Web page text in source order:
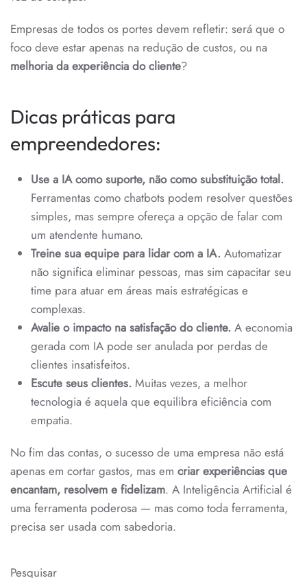
Empresas de todos os portes devem refletir: será que o
foco deve estar apenas na redução de custos, ou na
melhoria da experiência do cliente?
Dicas práticas para
empreendedores:
Use a IA como suporte, não como substituição total.
Ferramentas como chatbots podem resolver questões
simples, mas sempre ofereça a opção de falar com
um atendente humano.
Treine sua equipe para lidar com a IA. Automatizar
não significa eliminar pessoas, mas sim capacitar seu
time para atuar em áreas mais estratégicas e
complexas.
Avalie o impacto na satisfação do cliente. A economia
gerada com IA pode ser anulada por perdas de
clientes insatisfeitos.
Escute seus clientes. Muitas vezes, a melhor
tecnologia é aquela que equilibra eficiência com
empatia.
No fim das contas, o sucesso de uma empresa não está
apenas em cortar gastos, mas em criar experiências que
encantam, resolvem e fidelizam. A Inteligência Artificial é
uma ferramenta poderosa — mas como toda ferramenta,
precisa ser usada com sabedoria.
Pesquisar